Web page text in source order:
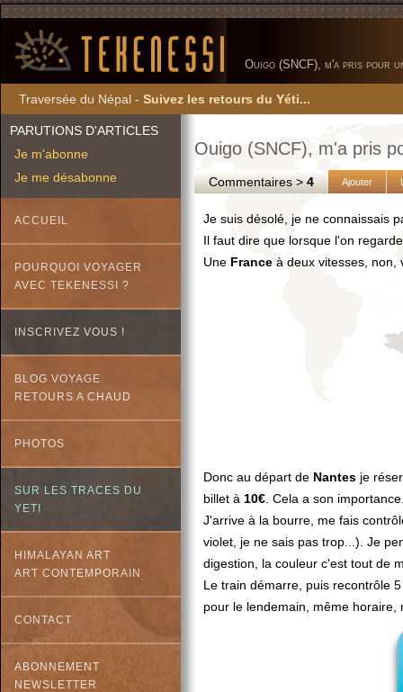
Ouigo (SNCF), m'a pris pour
Traversée du Népal - Suivez les retours du Yéti...
PARUTIONS D'ARTICLES
Je m'abonne
Je me désabonne
ACCUEIL
POURQUOI VOYAGER
AVEC TEKENESSI ?
INSCRIVEZ VOUS !
BLOG VOYAGE
RETOURS A CHAUD
PHOTOS
SUR LES TRACES DU
YETI
HIMALAYAN ART
ART CONTEMPORAIN
CONTACT
ABONNEMENT
NEWSLETTER
Ouigo (SNCF), m'a pris
Commentaires >4 Ajouter
Je suis désolé, je ne connaissais
Il faut dire que lorsque l'on
Une France à deux vitesses, non,
Donc au départ de Nantes je
billet à 10€ . Cela a son
J'arrive à la bourre, me fais
violet, je ne sais pas trop...). Je
digestion, la couleur c'est tout de
Le train démarre, puis recontrôle
pour le lendemain, même